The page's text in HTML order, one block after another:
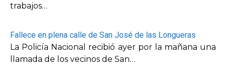
trabajos…
Fallece en plena calle de San José de las Longueras
La Policía Nacional recibió ayer por la mañana una
llamada de los vecinos de San…